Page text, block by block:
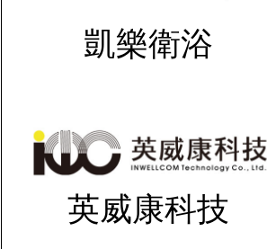
凱樂衛浴
英威康科技